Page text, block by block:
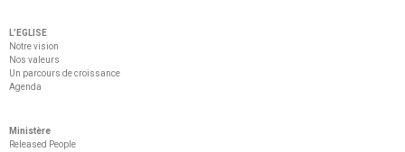
L’EGLISE
Notre vision
Nos valeurs
Un parcours de croissance
Agenda
Ministère
Released People